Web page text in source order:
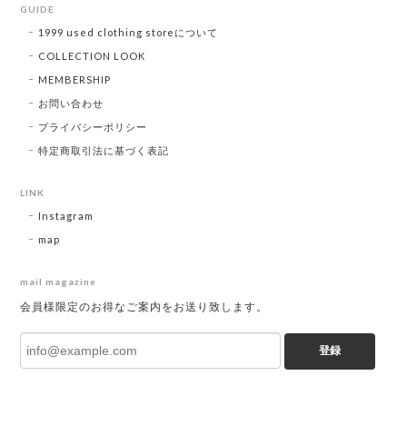
GUIDE
1999 used clothing storeについて
COLLECTION LOOK
MEMBERSHIP
お問い合わせ
プライバシーポリシー
特定商取引法に基づく表記
LINK
Instagram
map
mail magazine
会員様限定のお得なご案内をお送り致します。
登録